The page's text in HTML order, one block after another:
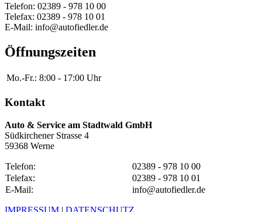
Telefon: 02389 - 978 10 00
Telefax: 02389 - 978 10 01
E-Mail: info@autofiedler.de
Öffnungszeiten
Mo.-Fr.: 8:00 - 17:00 Uhr
Kontakt
Auto & Service am Stadtwald GmbH
Südkirchener Strasse 4
59368 Werne
Telefon:
02389 - 978 10 00
Telefax:
02389 - 978 10 01
E-Mail:
info@autofiedler.de
IMPRESSUM | DATENSCHUTZ